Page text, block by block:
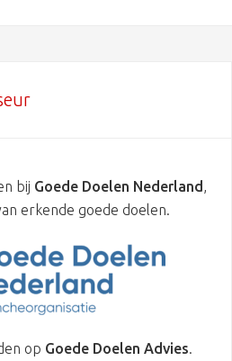
bij Goede Doelen Nederland,
erkende goede doelen.
op Goede Doelen Advies.